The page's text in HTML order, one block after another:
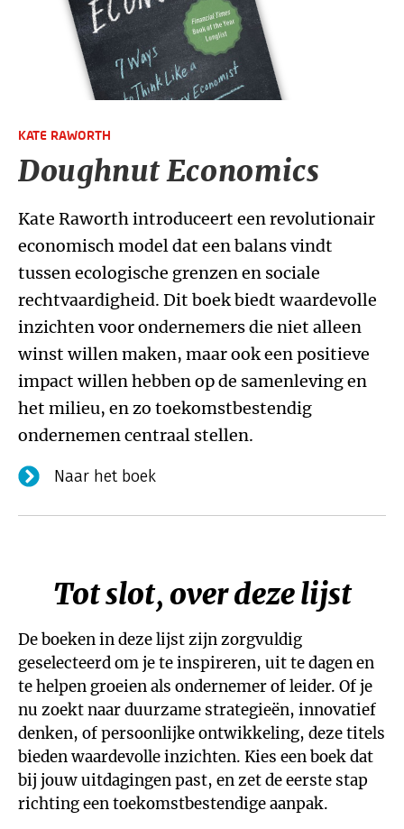
KATE RAWORTH
Doughnut Economics
Kate Raworth introduceert een revolutionair
economisch model dat een balans vindt
tussen ecologische grenzen en sociale
rechtvaardigheid. Dit boek biedt waardevolle
inzichten voor ondernemers die niet alleen
winst willen maken, maar ook een positieve
impact willen hebben op de samenleving en
het milieu, en zo toekomstbestendig
ondernemen centraal stellen.
Naar het boek
Tot slot, over deze lijst
De boeken in deze lijst zijn zorgvuldig
geselecteerd om je te inspireren, uit te dagen en
te helpen groeien als ondernemer of leider. Of je
nu zoekt naar duurzame strategieën, innovatief
denken, of persoonlijke ontwikkeling, deze titels
bieden waardevolle inzichten. Kies een boek dat
bij jouw uitdagingen past, en zet de eerste stap
richting een toekomstbestendige aanpak.